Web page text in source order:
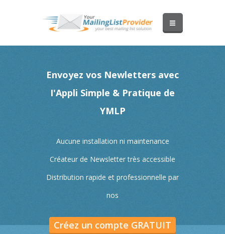
Envoyez vos Newletters avec
I'Appli Simple & Pratique de
YMLP
Aucune installation ni maintenance
Créateur de Newsletter très accessible
Distribution rapide et professionnelle par
nos
Créez un compte GRATUIT